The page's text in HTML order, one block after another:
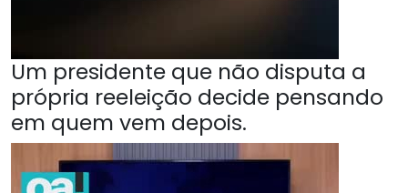
Um presidente que não disputa a
própria reeleição decide pensando
em quem vem depois.